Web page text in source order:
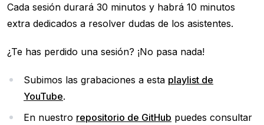
Cada sesión durará 30 minutos y habrá 10 minutos
extra dedicados a resolver dudas de los asistentes.
¿Te has perdido una sesión? ¡No pasa nada!
Subimos las grabaciones a esta playlist de
YouTube.
En nuestro repositorio de GitHub puedes consultar